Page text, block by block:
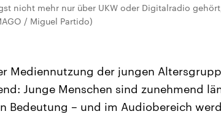
nicht mehr nur über UKW oder Digitalradio
/ Miguel Partido)
Mediennutzung der jungen
Junge Menschen sind zunehmend
Bedeutung – und im Audiobereich